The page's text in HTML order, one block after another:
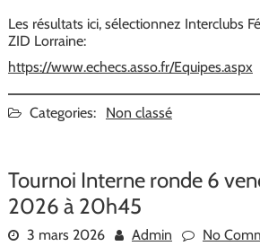
Les résultats ici, sélectionnez Interclubs
ZID Lorraine:
https://www.echecs.asso.fr/Equipes.aspx
Categories: Non classé
Tournoi Interne ronde 6
2026 à 20h45
3 mars 2026 Admin No